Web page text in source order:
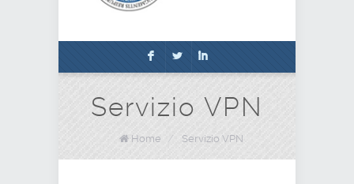
F L I
Servizio VPN
Home / Servizio VPN